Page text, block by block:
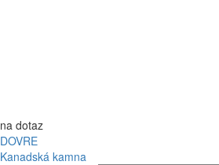
na dotaz
DOVRE
Kanadská kamna